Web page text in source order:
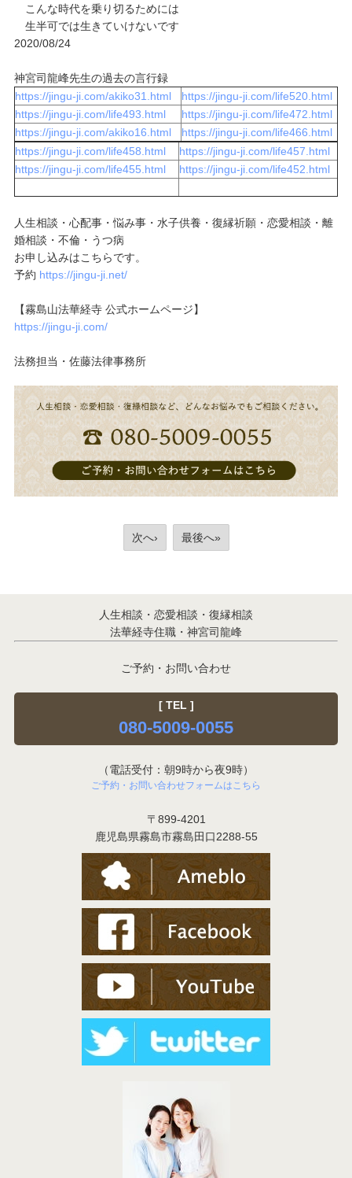
こんな時代を乗り切るためには
生半可では生きていけないです
2020/08/24
神宮司龍峰先生の過去の言行録
https://jingu-ji.com/akiko31.html
https://jingu-ji.com/life520.html
https://jingu-ji.com/life493.html
https://jingu-ji.com/life472.html
https://jingu-ji.com/akiko16.html
https://jingu-ji.com/life466.html
https://jingu-ji.com/life458.html
https://jingu-ji.com/life457.html
https://jingu-ji.com/life455.html
https://jingu-ji.com/life452.html
人生相談・心配事・悩み事・水子供養・復縁祈願・恋愛相談・離
婚相談・不倫・うつ病
お申し込みはこちらです。
予約 https://jingu-ji.net/
【霧島山法華経寺 公式ホームページ】
https://jingu-ji.com/
法務担当・佐藤法律事務所
次へ› 最後へ»
人生相談・恋愛相談・復縁相談
法華経寺住職・神宮司龍峰
ご予約・お問い合わせ
[ TEL ]
080-5009-0055
（電話受付：朝9時から夜9時）
ご予約・お問い合わせフォームはこちら
〒899-4201
鹿児島県霧島市霧島田口2288-55